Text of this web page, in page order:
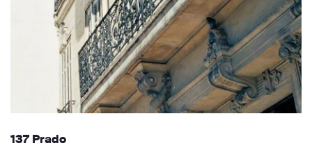
137 Prado